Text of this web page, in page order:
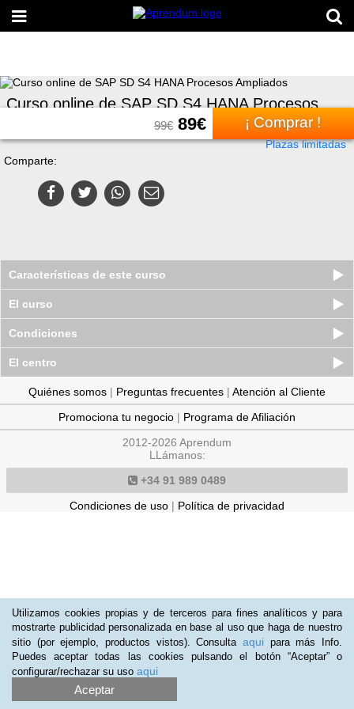
99€89€ ¡ Comprar !
Curso online de SAP SD S4 HANA Procesos
Plazas limitadas
Comparte:
Características de este curso
El curso
Condiciones
El centro
Utilizamos cookies propias y de terceros para fines analíticos y para
mostrarte publicidad personalizada en base al uso que haga de nuestro
sitio (por ejemplo, productos vistos). Consulta aqui para más Info.
Puedes aceptar todas las cookies pulsando el botón “Aceptar” o
configurar/rechazar su uso aqui
Aceptar
Quiénes somos | Preguntas frecuentes | Atención al Cliente
Promociona tu negocio | Programa de Afiliación
2012-2026 Aprendum
LLámanos:
+34 91 989 0489
Condiciones de uso | Política de privacidad